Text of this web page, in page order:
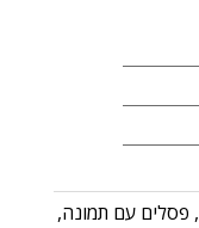
, פסלים עם תמונה,